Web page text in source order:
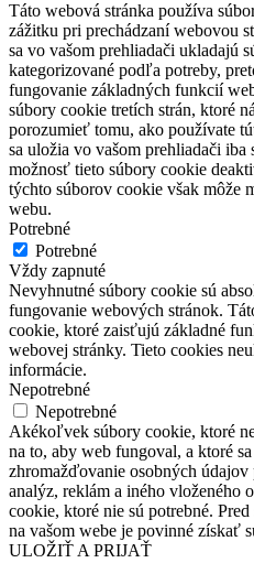
Táto webová stránka používa
zážitku pri prechádzaní webovou
sa vo vašom prehliadači ukladajú
kategorizované podľa potreby,
fungovanie základných funkcií
súbory cookie tretích strán, ktoré
porozumieť tomu, ako používate
sa uložia vo vašom prehliadači iba
možnosť tieto súbory cookie
týchto súborov cookie však môže
webu.
Potrebné
Potrebné
Vždy zapnuté
Nevyhnutné súbory cookie sú
fungovanie webových stránok.
cookie, ktoré zaisťujú základné
webovej stránky. Tieto cookies
informácie.
Nepotrebné
Nepotrebné
Akékoľvek súbory cookie, ktoré
na to, aby web fungoval, a ktoré
zhromažďovanie osobných
analýz, reklám a iného vloženého
cookie, ktoré nie sú potrebné.
na vašom webe je povinné získať
ULOŽIŤ A PRIJAŤ